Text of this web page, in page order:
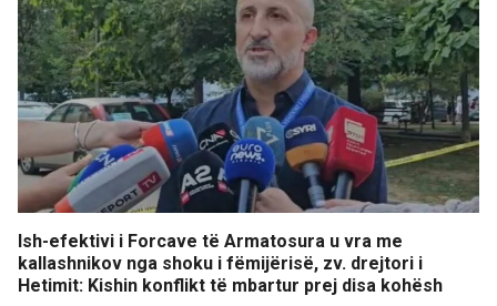
Ish-efektivi i Forcave të Armatosura u vra me
kallashnikov nga shoku i fëmijërisë, zv. drejtori i
Hetimit: Kishin konflikt të mbartur prej disa kohësh